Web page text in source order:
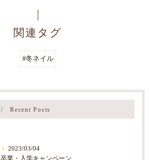
関連タグ
#冬ネイル
Recent Posts
2023/03/04
卒業・入学キャンペーン